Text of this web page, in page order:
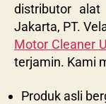
distributor
Jakarta, PT.
Motor Cleaner
terjamin. Kami
Produk asli